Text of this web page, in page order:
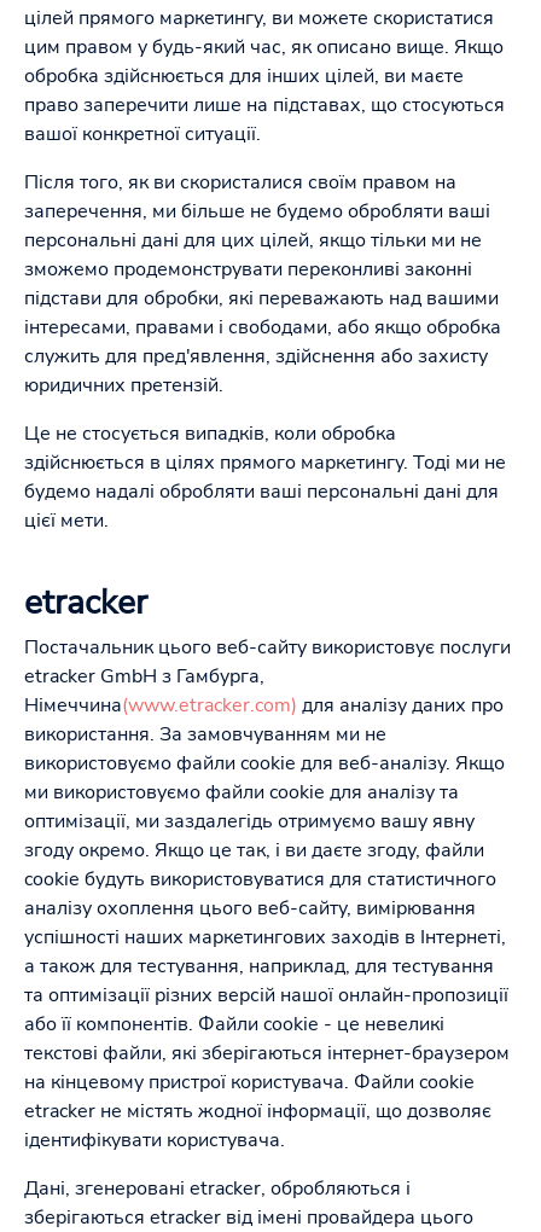
цілей прямого маркетингу, ви можете скористатися
цим правом у будь-який час, як описано вище. Якщо
обробка здійснюється для інших цілей, ви маєте
право заперечити лише на підставах, що стосуються
вашої конкретної ситуації.
Після того, як ви скористалися своїм правом на
заперечення, ми більше не будемо обробляти ваші
персональні дані для цих цілей, якщо тільки ми не
зможемо продемонструвати переконливі законні
підстави для обробки, які переважають над вашими
інтересами, правами і свободами, або якщо обробка
служить для пред'явлення, здійснення або захисту
юридичних претензій.
Це не стосується випадків, коли обробка
здійснюється в цілях прямого маркетингу. Тоді ми не
будемо надалі обробляти ваші персональні дані для
цієї мети.
etracker
Постачальник цього веб-сайту використовує послуги
etracker GmbH з Гамбурга,
Німеччина(www.etracker.com) для аналізу даних про
використання. За замовчуванням ми не
використовуємо файли cookie для веб-аналізу. Якщо
ми використовуємо файли cookie для аналізу та
оптимізації, ми заздалегідь отримуємо вашу явну
згоду окремо. Якщо це так, і ви даєте згоду, файли
cookie будуть використовуватися для статистичного
аналізу охоплення цього веб-сайту, вимірювання
успішності наших маркетингових заходів в Інтернеті,
а також для тестування, наприклад, для тестування
та оптимізації різних версій нашої онлайн-пропозиції
або її компонентів. Файли cookie - це невеликі
текстові файли, які зберігаються інтернет-браузером
на кінцевому пристрої користувача. Файли cookie
etracker не містять жодної інформації, що дозволяє
ідентифікувати користувача.
Дані, згенеровані etracker, обробляються і
зберігаються etracker від імені провайдера цього